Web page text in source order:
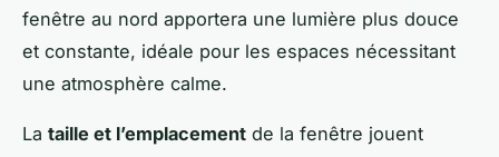
fenêtre au nord apportera une lumière plus douce
et constante, idéale pour les espaces nécessitant
une atmosphère calme.
La taille et l’emplacement de la fenêtre jouent